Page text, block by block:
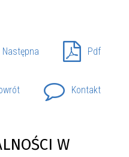
Następna Pdf
Kontakt
W